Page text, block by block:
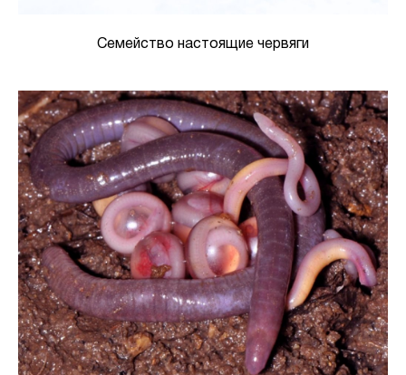
Семейство настоящие червяги